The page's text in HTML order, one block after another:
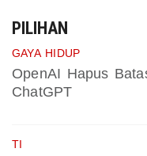
PILIHAN
GAYA HIDUP
OpenAI Hapus
ChatGPT
TI